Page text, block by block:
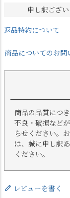
申し訳ござ
返品特約について
商品についてのお問
商品の品質につ
不良・破損など
らせください。
は、誠に申し訳
ください。
レビューを書く